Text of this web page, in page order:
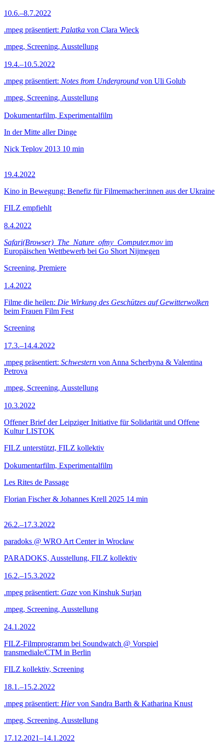
10.6.–8.7.2022
.mpeg präsentiert: Palatka von Clara Wieck
.mpeg, Screening, Ausstellung
19.4.–10.5.2022
.mpeg präsentiert: Notes from Underground von Uli Golub
.mpeg, Screening, Ausstellung
Dokumentarfilm, Experimentalfilm
In der Mitte aller Dinge
Nick Teplov 2013 10 min
19.4.2022
Kino in Bewegung: Benefiz für Filmemacher:innen aus der Ukraine
FILZ empfiehlt
8.4.2022
Safari(Browser)_The_Nature_ofmy_Computer.mov im
Europäischen Wettbewerb bei Go Short Nijmegen
Screening, Premiere
1.4.2022
Filme die heilen: Die Wirkung des Geschützes auf Gewitterwolken
beim Frauen Film Fest
Screening
17.3.–14.4.2022
.mpeg präsentiert: Schwestern von Anna Scherbyna & Valentina
Petrova
.mpeg, Screening, Ausstellung
10.3.2022
Offener Brief der Leipziger Initiative für Solidarität und Offene
Kultur LISTOK
FILZ unterstützt, FILZ kollektiv
Dokumentarfilm, Experimentalfilm
Les Rites de Passage
Florian Fischer & Johannes Krell 2025 14 min
26.2.–17.3.2022
paradoks @ WRO Art Center in Wrocław
PARADOKS, Ausstellung, FILZ kollektiv
16.2.–15.3.2022
.mpeg präsentiert: Gaze von Kinshuk Surjan
.mpeg, Screening, Ausstellung
24.1.2022
FILZ-Filmprogramm bei Soundwatch @ Vorspiel
transmediale/CTM in Berlin
FILZ kollektiv, Screening
18.1.–15.2.2022
.mpeg präsentiert: Hiervon Sandra Barth & Katharina Knust
.mpeg, Screening, Ausstellung
17.12.2021–14.1.2022